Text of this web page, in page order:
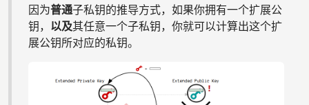
因为普通子私钥的推导方式，如果你拥有一个扩展公
钥， 以及其任意一个子私钥，你就可以计算出这个扩
展公钥所对应的私钥。